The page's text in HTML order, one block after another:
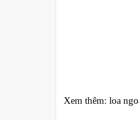
Xem thêm: loa